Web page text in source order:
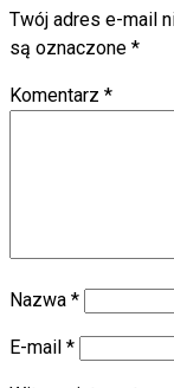
Twój adres e-mail
są oznaczone *
Komentarz *
Nazwa *
E-mail *